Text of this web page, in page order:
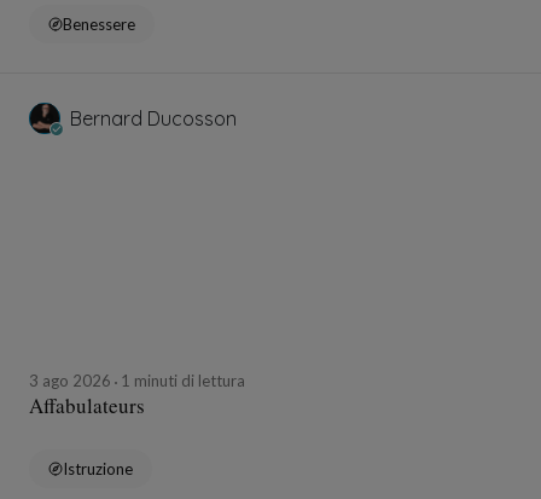
Benessere
Bernard Ducosson
3 ago 2026 1 minuti di lettura
Affabulateurs
Istruzione